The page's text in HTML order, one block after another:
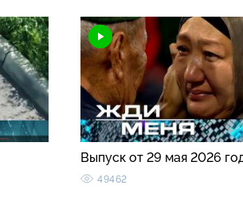
Выпуск от 29 мая 2026
49462